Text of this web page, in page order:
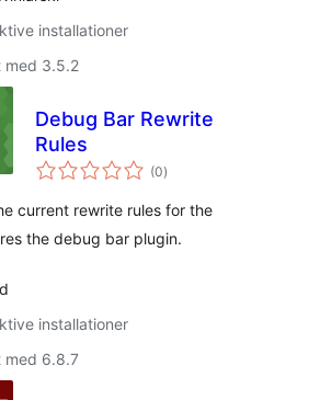
installationer
med 3.5.2
Debug Bar Rewrite
Rules
(0totale
bedømmelser
)
current rewrite rules for the
the debug bar plugin.
installationer
med 6.8.7